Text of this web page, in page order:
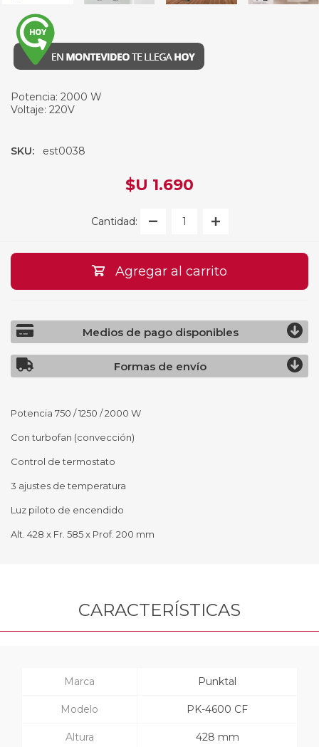
Potencia: 2000 W
Voltaje: 220V
SKU: est0038
$U 1.690
Cantidad:
Agregar al carrito
Medios de pago disponibles
Formas de envío
Potencia 750 / 1250 / 2000 W
Con turbofan (convección)
Control de termostato
3 ajustes de temperatura
Luz piloto de encendido
Alt. 428 x Fr. 585 x Prof. 200 mm
CARACTERÍSTICAS
Marca Punktal
Modelo PK-4600 CF
Altura 428 mm